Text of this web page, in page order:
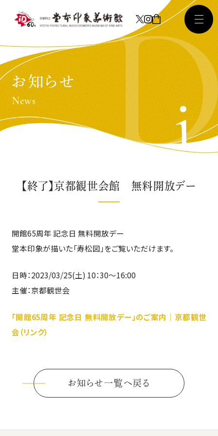
お知らせ
News
【終了】京都観世会館 無料開放デー
開館65周年 記念日 無料開放デー
堂本印象が描いた「寿松図」をご覧いただけます。
日時：2023/03/25(土) 10：30～16:00
主催：京都観世会
「開館65周年 記念日 無料開放デー」のご案内｜京都観世
会（リンク）
お知らせ一覧へ戻る